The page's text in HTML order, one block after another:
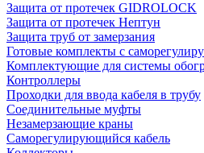
Защита от протечек GIDROLOCK
Защита от протечек Нептун
Защита труб от замерзания
Готовые комплекты с
Комплектующие для системы
Контроллеры
Проходки для ввода кабеля в трубу
Соединительные муфты
Незамерзающие краны
Саморегулирующийся кабель